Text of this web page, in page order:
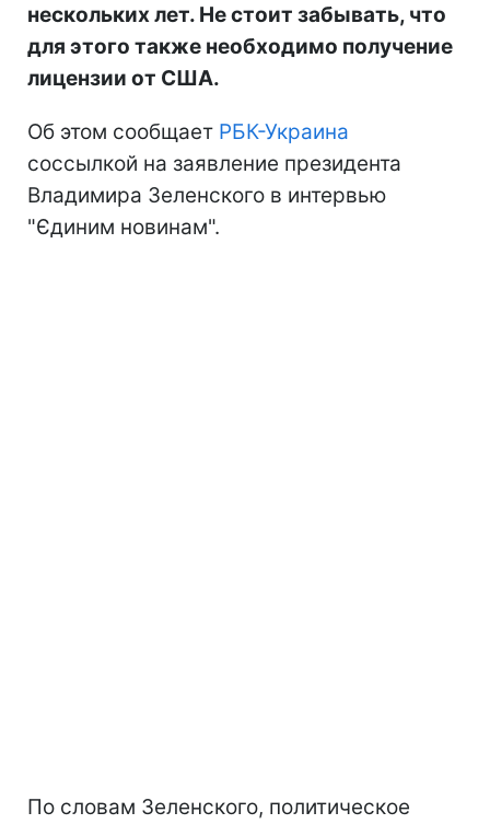
нескольких лет. Не стоит забывать, что
для этого также необходимо получение
лицензии от США.
Об этом сообщает РБК-Украина
соссылкой на заявление президента
Владимира Зеленского в интервью
"Єдиним новинам".
По словам Зеленского, политическое